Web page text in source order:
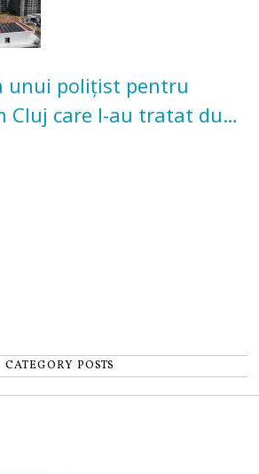
unui polițist pentru
Cluj care l-au tratat după
CATEGORY POSTS